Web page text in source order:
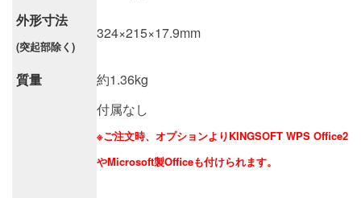
外形寸法
(突起部除く)
324×215×17.9mm
質量 約1.36kg
付属なし
※ご注文時、オプションよりKINGSOFT WPS Office2
やMicrosoft製Officeも付けられます。